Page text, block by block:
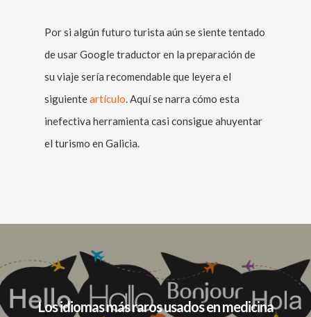
Por si algún futuro turista aún se siente tentado
de usar Google traductor en la preparación de
su viaje sería recomendable que leyera el
siguienteartículo. Aquí se narra cómo esta
inefectiva herramienta casi consigue ahuyentar
el turismo en Galicia.
Los idiomas más raros usados en medicina